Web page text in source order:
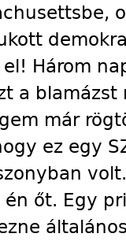
Három
a
már
ez egy
őt. Egy